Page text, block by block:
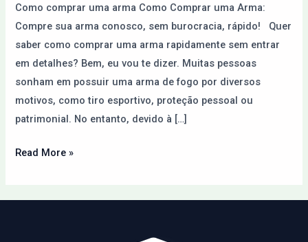
Como comprar uma arma Como Comprar uma Arma:
Compre sua arma conosco, sem burocracia, rápido! Quer
saber como comprar uma arma rapidamente sem entrar
em detalhes? Bem, eu vou te dizer. Muitas pessoas
sonham em possuir uma arma de fogo por diversos
motivos, como tiro esportivo, proteção pessoal ou
patrimonial. No entanto, devido à […]
Internet
Read More »